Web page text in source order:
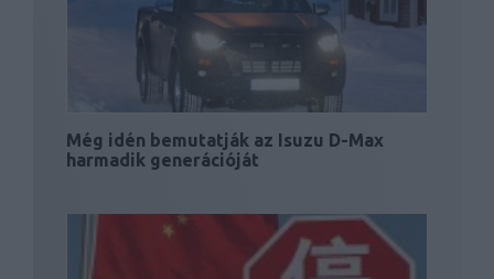
Még idén bemutatják az Isuzu D-Max
harmadik generációját